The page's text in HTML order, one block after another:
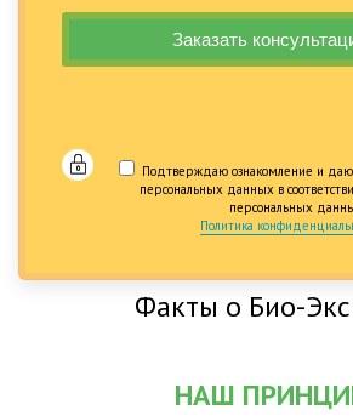
Подтверждаю ознакомление и даю
персональных данных в
персональных
Политика
Факты о Био-
НАШ